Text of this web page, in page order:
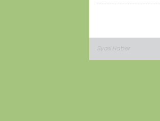
Siyasi Haber